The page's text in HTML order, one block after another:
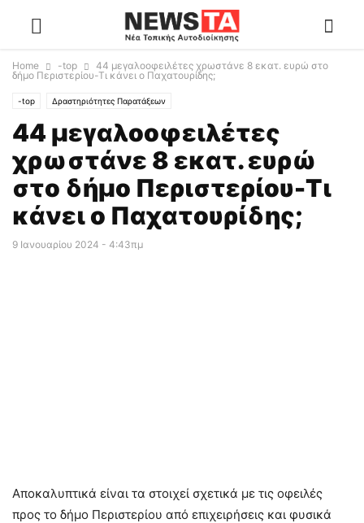
Home -top
44 μεγαλοοφειλέτες χρωστάνε 8 εκατ. ευρώ στο
δήμο Περιστερίου-Τι κάνει ο Παχατουρίδης;
-top Δραστηριότητες Παρατάξεων
44 μεγαλοοφειλέτες
χρωστάνε 8 εκατ. ευρώ
στο δήμο Περιστερίου-Τι
κάνει ο Παχατουρίδης;
9 Ιανουαρίου 2024 - 4:43πμ
Αποκαλυπτικά είναι τα στοιχεί σχετικά με τις οφειλές
προς το δήμο Περιστερίου από επιχειρήσεις και φυσικά